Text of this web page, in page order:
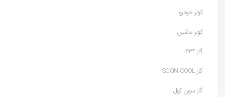
کولر خودرو
کولر ماشین
گاز R134
گاز SOON COOL
گاز سون کول